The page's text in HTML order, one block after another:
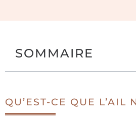
SOMMAIRE
QU’EST-CE QUE L’AIL